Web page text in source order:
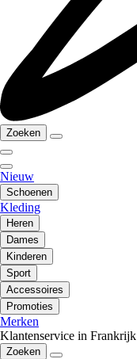
Zoeken
Nieuw
Schoenen
Kleding
Heren
Dames
Kinderen
Sport
Accessoires
Promoties
Merken
Klantenservice in Frankrijk
Zoeken